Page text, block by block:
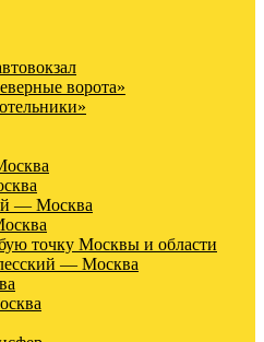
ворота»
— Москва
точку Москвы и области
— Москва